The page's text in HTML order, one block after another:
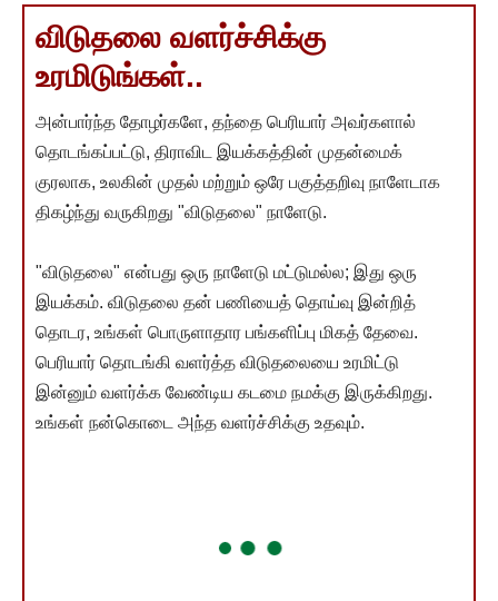
விடுதலை வளர்ச்சிக்கு
உரமிடுங்கள்..
அன்பார்ந்த தோழர்களே, தந்தை பெரியார் அவர்களால்
தொடங்கப்பட்டு, திராவிட இயக்கத்தின் முதன்மைக்
குரலாக, உலகின் முதல் மற்றும் ஒரே பகுத்தறிவு நாளேடாக
திகழ்ந்து வருகிறது "விடுதலை" நாளேடு.
"விடுதலை" என்பது ஒரு நாளேடு மட்டுமல்ல; இது ஒரு
இயக்கம். விடுதலை தன் பணியைத் தொய்வு இன்றித்
தொடர, உங்கள் பொருளாதார பங்களிப்பு மிகத் தேவை.
பெரியார் தொடங்கி வளர்த்த விடுதலையை உரமிட்டு
இன்னும் வளர்க்க வேண்டிய கடமை நமக்கு இருக்கிறது.
உங்கள் நன்கொடை அந்த வளர்ச்சிக்கு உதவும்.